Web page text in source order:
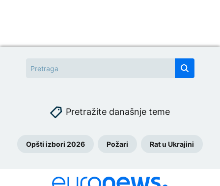
Pretražite današnje teme
Opšti izbori 2026 Požari Rat u Ukrajini